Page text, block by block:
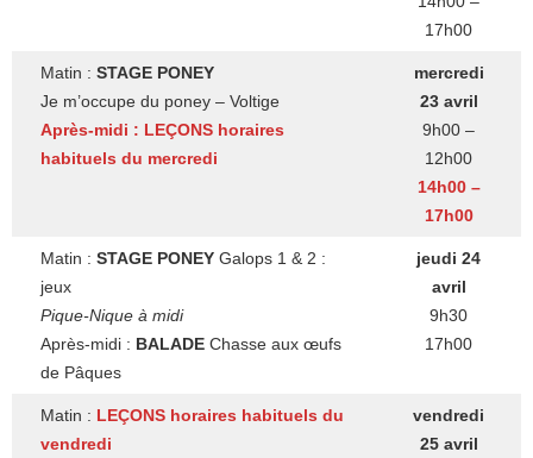
17h00
Matin : STAGE PONEY
Je m’occupe du poney – Voltige
Après-midi : LEÇONS horaires
habituels du mercredi
mercredi
23 avril
9h00 –
12h00
14h00 –
17h00
Matin : STAGE PONEY Galops 1 & 2 :
jeux
Pique-Nique à midi
Après-midi : BALADE Chasse aux œufs
de Pâques
jeudi 24
avril
9h30
17h00
Matin : LEÇONS horaires habituels du
vendredi
vendredi
25 avril